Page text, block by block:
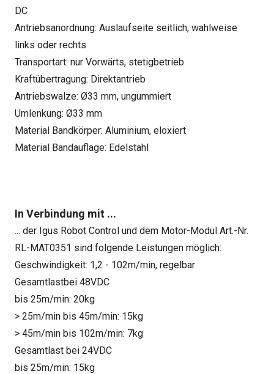
DC
Antriebsanordnung: Auslaufseite seitlich, wahlweise
links oder rechts
Transportart: nur Vorwärts, stetigbetrieb
Kraftübertragung: Direktantrieb
Antriebswalze: Ø33 mm, ungummiert
Umlenkung: Ø33 mm
Material Bandkörper: Aluminium, eloxiert
Material Bandauflage: Edelstahl
In Verbindung mit ...
... der Igus Robot Control und dem Motor-Modul Art.-Nr.
RL-MAT0351 sind folgende Leistungen möglich:
Geschwindigkeit: 1,2 - 102m/min, regelbar
Gesamtlastbei 48VDC
bis 25m/min: 20kg
> 25m/min bis 45m/min: 15kg
> 45m/min bis 102m/min: 7kg
Gesamtlast bei 24VDC
bis 25m/min: 15kg